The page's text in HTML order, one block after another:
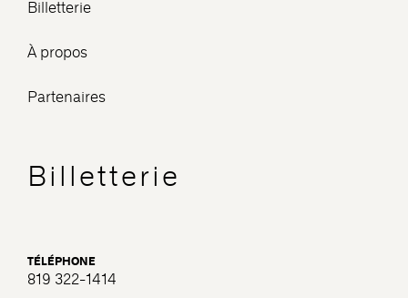
Billetterie
À propos
Partenaires
Billetterie
TÉLÉPHONE
819 322-1414